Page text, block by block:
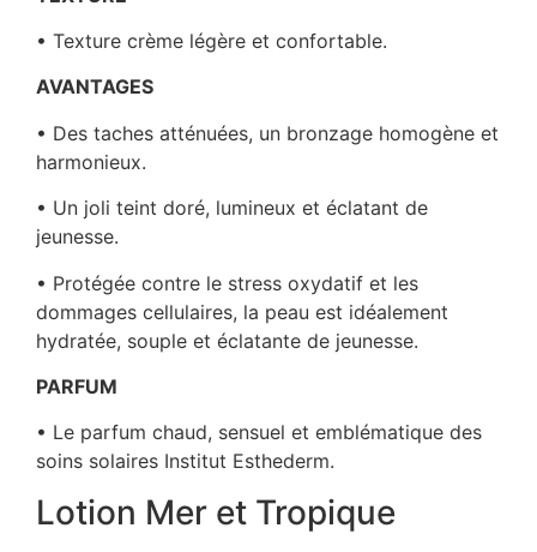
• Texture crème légère et confortable.
AVANTAGES
• Des taches atténuées, un bronzage homogène et
harmonieux.
• Un joli teint doré, lumineux et éclatant de
jeunesse.
• Protégée contre le stress oxydatif et les
dommages cellulaires, la peau est idéalement
hydratée, souple et éclatante de jeunesse.
PARFUM
• Le parfum chaud, sensuel et emblématique des
soins solaires Institut Esthederm.
Lotion Mer et Tropique